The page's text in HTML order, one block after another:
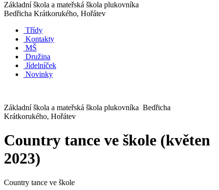
Základní škola a mateřská škola plukovníka
Bedřicha Krátkorukého, Hořátev
Třídy
Kontakty
MŠ
Družina
Jídelníček
Novinky
Základní škola a mateřská škola plukovníka Bedřicha
Krátkorukého, Hořátev
Country tance ve škole (květen
2023)
Country tance ve škole